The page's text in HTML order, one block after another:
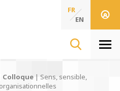
de l'Information & de
des Sciences
FR
EN
Colloque | Sens, sensible,